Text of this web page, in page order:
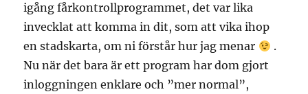
igång fårkontrollprogrammet, det var lika
invecklat att komma in dit, som att vika ihop
en stadskarta, om ni förstår hur jag menar
.
Nu när det bara är ett program har dom gjort
inloggningen enklare och ”mer normal”,